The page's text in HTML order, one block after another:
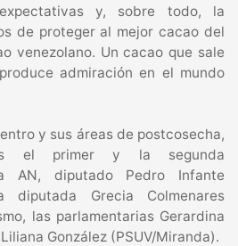
y, sobre todo, la
de proteger al mejor cacao del
venezolano. Un cacao que sale
admiración en el mundo
y sus áreas de postcosecha,
el primer y la segunda
AN, diputado Pedro Infante
diputada Grecia Colmenares
las parlamentarias Gerardina
González (PSUV/Miranda).